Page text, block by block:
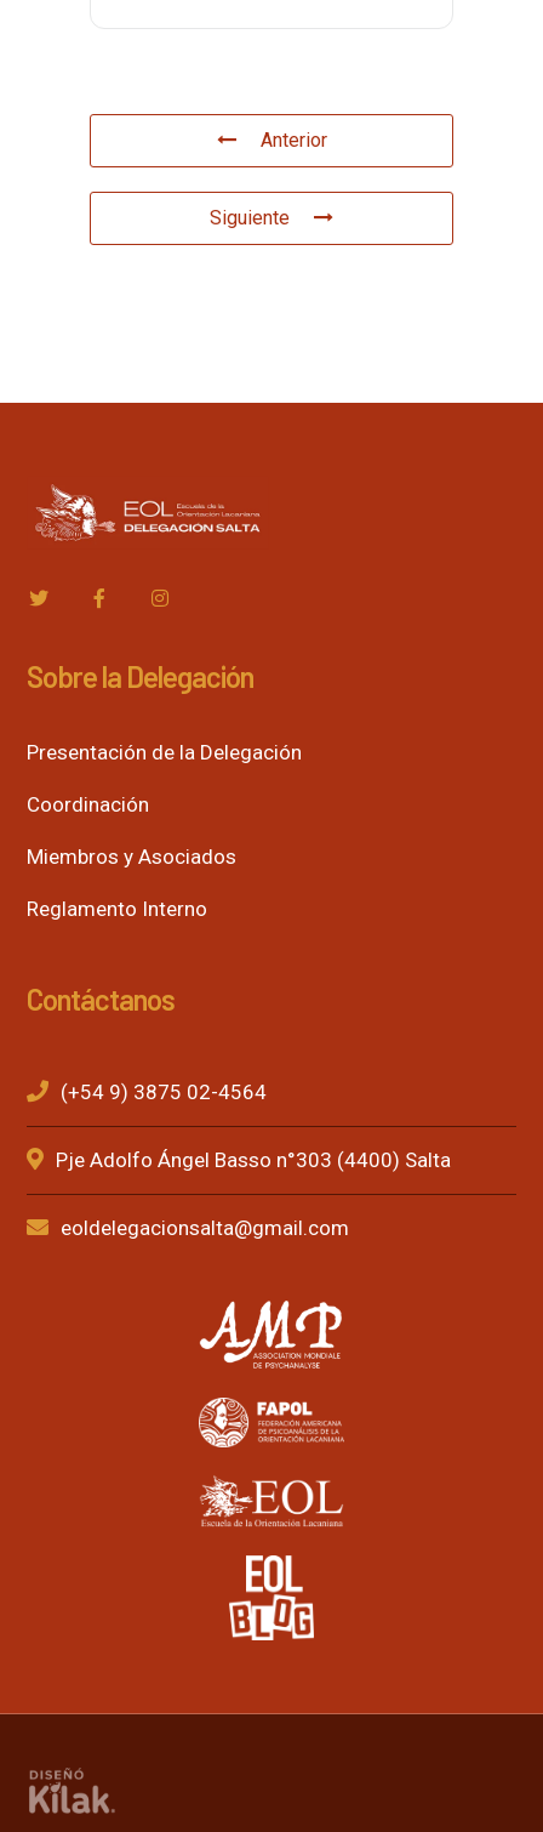
Anterior
Siguiente
Sobre la Delegación
Presentación de la Delegación
Coordinación
Miembros y Asociados
Reglamento Interno
Contáctanos
(+54 9) 3875 02-4564
Pje Adolfo Ángel Basso n°303 (4400) Salta
eoldelegacionsalta@gmail.com